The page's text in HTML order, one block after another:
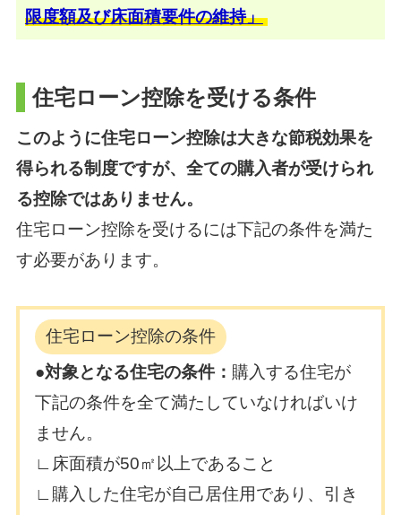
限度額及び床面積要件の維持」
住宅ローン控除を受ける条件
このように住宅ローン控除は大きな節税効果を
得られる制度ですが、全ての購入者が受けられ
る控除ではありません。
住宅ローン控除を受けるには下記の条件を満た
す必要があります。
住宅ローン控除の条件
●対象となる住宅の条件： 購入する住宅が
下記の条件を全て満たしていなければいけ
ません。
∟床面積が50㎡以上であること
∟購入した住宅が自己居住用であり、引き